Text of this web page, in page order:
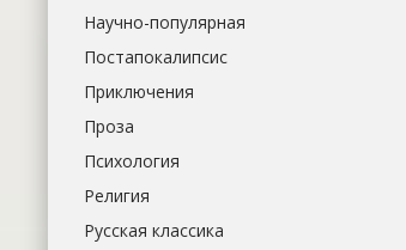
Научно-популярная
Постапокалипсис
Приключения
Проза
Психология
Религия
Русская классика